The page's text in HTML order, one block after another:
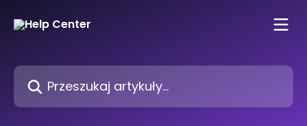
Przeszukaj artykuły...